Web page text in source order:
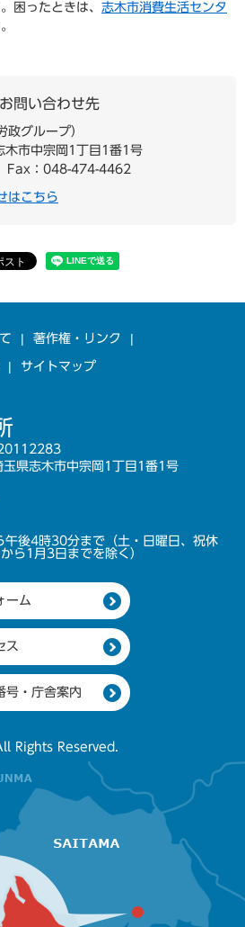
困ったときは、 志木市消費生活センタ
問い合わせ先
政グループ
木市中宗岡1丁目1番1号
Fax：048-474-4462
はこちら
著作権・リンク
サイトマップ
県志木市中宗岡1丁目1番1号
午後4時30分まで（土・日曜日、祝休
ら1月3日までを除く）
ーム
ス
号・庁舎案内
Rights Reserved.